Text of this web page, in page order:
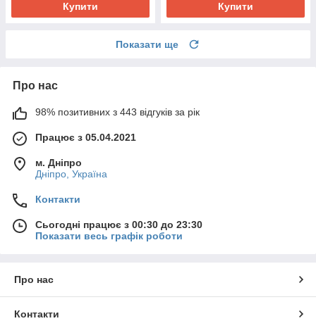
Купити Купити
Показати ще
Про нас
98% позитивних з 443 відгуків за рік
Працює з 05.04.2021
м. Дніпро
Дніпро, Україна
Контакти
Сьогодні працює з 00:30 до 23:30
Показати весь графік роботи
Про нас
Контакти